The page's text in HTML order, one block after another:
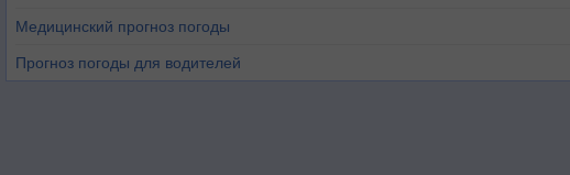
Медицинский прогноз погоды
Прогноз погоды для водителей